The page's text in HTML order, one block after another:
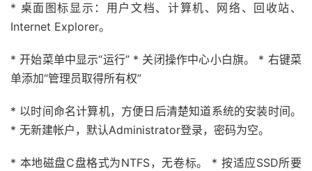
* 桌面图标显示：用户文档、计算机、网络、回收站、
Internet Explorer。
* 开始菜单中显示“运行” * 关闭操作中心小白旗。 * 右键菜
单添加“管理员取得所有权”
* 以时间命名计算机，方便日后清楚知道系统的安装时间。
* 无新建帐户，默认Administrator登录，密码为空。
* 本地磁盘C盘格式为NTFS，无卷标。 * 按适应SSD所要